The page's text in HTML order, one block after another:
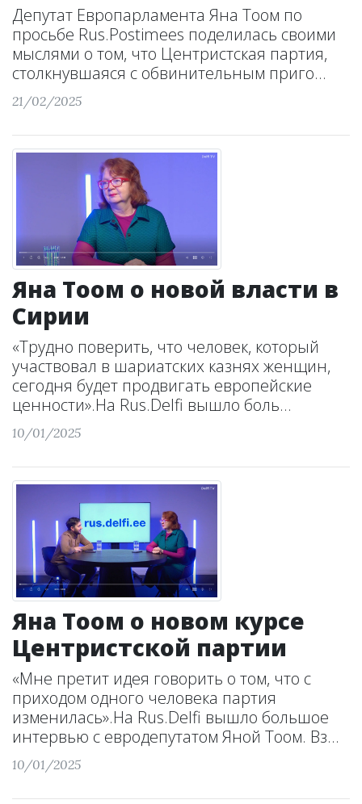
Депутат Европарламента Яна Тоом по
просьбе Rus.Postimees поделилась своими
мыслями о том, что Центристская партия,
столкнувшаяся с обвинительным приго...
21/02/2025
Яна Тоом о новой власти в
Сирии
«Трудно поверить, что человек, который
участвовал в шариатских казнях женщин,
сегодня будет продвигать европейские
ценности».На Rus.Delfi вышло боль...
10/01/2025
Яна Тоом о новом курсе
Центристской партии
«Мне претит идея говорить о том, что с
приходом одного человека партия
изменилась».На Rus.Delfi вышло большое
интервью с евродепутатом Яной Тоом. Вз...
10/01/2025